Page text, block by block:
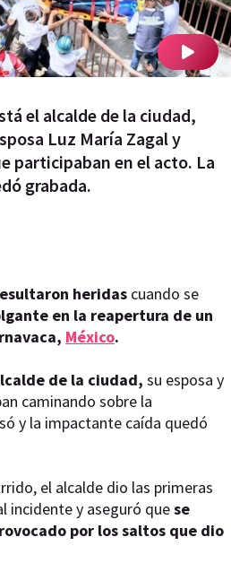
el alcalde de la ciudad,
Luz María Zagal y
participaban en el acto. La
grabada.
heridas cuando se
en la reapertura de un
México.
de la ciudad, su esposa y
caminando sobre la
y la impactante caída quedó
el alcalde dio las primeras
incidente y aseguró quese
por los saltos que dio